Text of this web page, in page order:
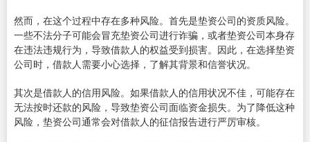
然而，在这个过程中存在多种风险。首先是垫资公司的资质风险。
一些不法分子可能会冒充垫资公司进行诈骗，或者垫资公司本身存
在违法违规行为，导致借款人的权益受到损害。因此，在选择垫资
公司时，借款人需要小心选择，了解其背景和信誉状况。
其次是借款人的信用风险。如果借款人的信用状况不佳，可能存在
无法按时还款的风险，导致垫资公司面临资金损失。为了降低这种
风险，垫资公司通常会对借款人的征信报告进行严厉审核。